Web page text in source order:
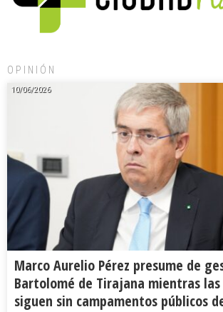
OPINIÓN
10/06/2026
Marco Aurelio Pérez presume de
Bartolomé de Tirajana mientras
siguen sin campamentos públicos